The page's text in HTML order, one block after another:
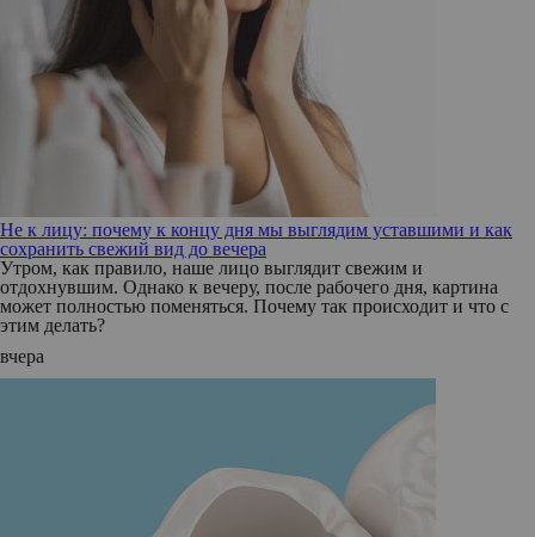
Не к лицу: почему к концу дня мы выглядим уставшими и как
сохранить свежий вид до вечера
Утром, как правило, наше лицо выглядит свежим и
отдохнувшим. Однако к вечеру, после рабочего дня, картина
может полностью поменяться. Почему так происходит и что с
этим делать?
вчера